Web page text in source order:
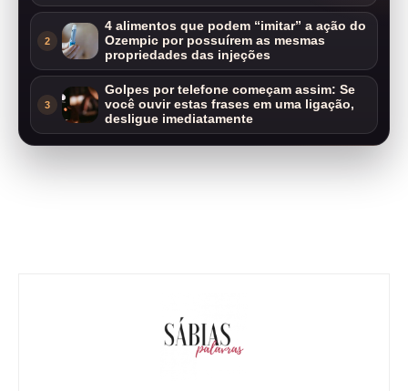
2
4 alimentos que podem “imitar” a ação do
Ozempic por possuírem as mesmas
propriedades das injeções
3
Golpes por telefone começam assim: Se
você ouvir estas frases em uma ligação,
desligue imediatamente